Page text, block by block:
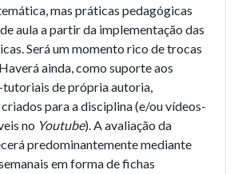
mas práticas pedagógicas
aula a partir da implementação das
Será um momento rico de trocas
ainda, como suporte aos
tutoriais de própria autoria,
para a disciplina (e/ou vídeos-
no Youtube). A avaliação da
predominantemente mediante
em forma de fichas